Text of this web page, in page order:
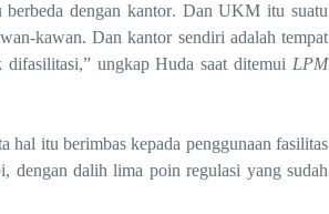
dengan kantor. Dan UKM itu suatu
kawan. Dan kantor sendiri adalah tempat
difasilitasi,” ungkap Huda saat ditemui LPM
itu berimbas kepada penggunaan fasilitas
dengan dalih lima poin regulasi yang sudah